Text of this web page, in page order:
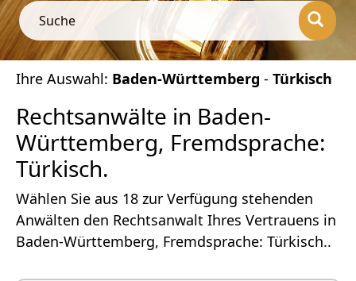
Suche
Ihre Auswahl: Baden-Württemberg - Türkisch
Rechtsanwälte in Baden-
Württemberg, Fremdsprache:
Türkisch.
Wählen Sie aus 18 zur Verfügung stehenden
Anwälten den Rechtsanwalt Ihres Vertrauens in
Baden-Württemberg, Fremdsprache: Türkisch..